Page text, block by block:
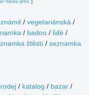
hledá jeho )
/ vegetariánská /
/ badoo / lidé /
štěstí / seznamka
/ katalog / bazar /